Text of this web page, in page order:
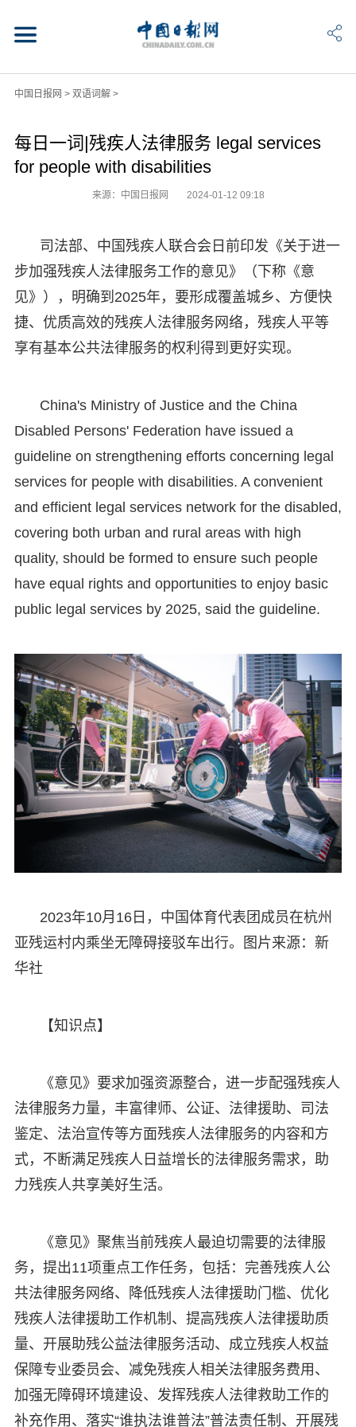
中国日报网 > 双语词解>
每日一词|残疾人法律服务 legal services
for people with disabilities
来源：中国日报网 2024-01-12 09:18
司法部、中国残疾人联合会日前印发《关于进一
步加强残疾人法律服务工作的意见》（下称《意
见》），明确到2025年，要形成覆盖城乡、方便快
捷、优质高效的残疾人法律服务网络，残疾人平等
享有基本公共法律服务的权利得到更好实现。
China's Ministry of Justice and the China
Disabled Persons' Federation have issued a
guideline on strengthening efforts concerning legal
services for people with disabilities. A convenient
and efficient legal services network for the disabled,
covering both urban and rural areas with high
quality, should be formed to ensure such people
have equal rights and opportunities to enjoy basic
public legal services by 2025, said the guideline.
2023年10月16日，中国体育代表团成员在杭州
亚残运村内乘坐无障碍接驳车出行。图片来源：新
华社
【知识点】
《意见》要求加强资源整合，进一步配强残疾人
法律服务力量，丰富律师、公证、法律援助、司法
鉴定、法治宣传等方面残疾人法律服务的内容和方
式，不断满足残疾人日益增长的法律服务需求，助
力残疾人共享美好生活。
《意见》聚焦当前残疾人最迫切需要的法律服
务，提出11项重点工作任务，包括：完善残疾人公
共法律服务网络、降低残疾人法律援助门槛、优化
残疾人法律援助工作机制、提高残疾人法律援助质
量、开展助残公益法律服务活动、成立残疾人权益
保障专业委员会、减免残疾人相关法律服务费用、
加强无障碍环境建设、发挥残疾人法律救助工作的
补充作用、落实“谁执法谁普法”普法责任制、开展残